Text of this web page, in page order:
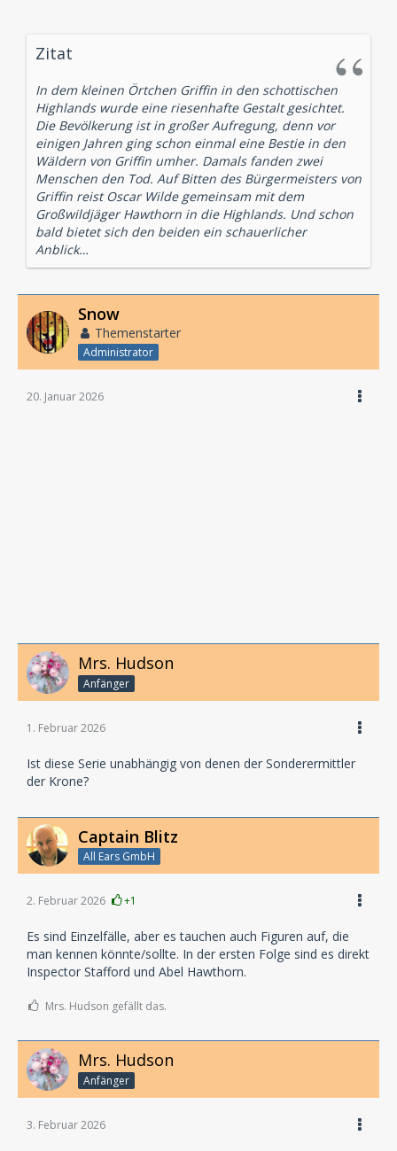
Zitat
In dem kleinen Örtchen Griffin in den schottischen
Highlands wurde eine riesenhafte Gestalt gesichtet.
Die Bevölkerung ist in großer Aufregung, denn vor
einigen Jahren ging schon einmal eine Bestie in den
Wäldern von Griffin umher. Damals fanden zwei
Menschen den Tod. Auf Bitten des Bürgermeisters von
Griffin reist Oscar Wilde gemeinsam mit dem
Großwildjäger Hawthorn in die Highlands. Und schon
bald bietet sich den beiden ein schauerlicher
Anblick…
Snow
Themenstarter
Administrator
20. Januar 2026
Mrs. Hudson
Anfänger
1. Februar 2026
Ist diese Serie unabhängig von denen der Sonderermittler
der Krone?
Captain Blitz
All Ears GmbH
2. Februar 2026 +1
Es sind Einzelfälle, aber es tauchen auch Figuren auf, die
man kennen könnte/sollte. In der ersten Folge sind es direkt
Inspector Stafford und Abel Hawthorn.
Mrs. Hudson gefällt das.
Mrs. Hudson
Anfänger
3. Februar 2026